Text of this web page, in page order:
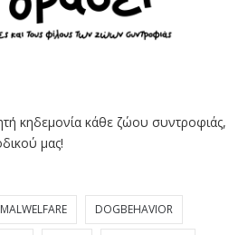
κηδεμονία κάθε ζώου συντροφιάς,
μας!
DOGBEHAVIOR